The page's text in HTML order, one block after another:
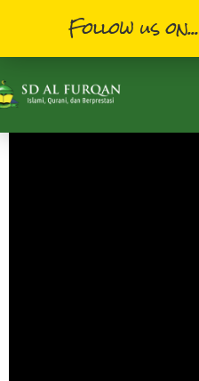
Follow us on...